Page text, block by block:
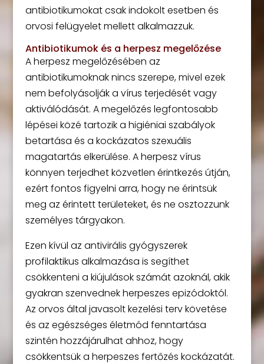
antibiotikumokat csak indokolt esetben és
orvosi felügyelet mellett alkalmazzuk.
Antibiotikumok és a herpesz megelőzése
A herpesz megelőzésében az
antibiotikumoknak nincs szerepe, mivel ezek
nem befolyásolják a vírus terjedését vagy
aktiválódását. A megelőzés legfontosabb
lépései közé tartozik a higiéniai szabályok
betartása és a kockázatos szexuális
magatartás elkerülése. A herpesz vírus
könnyen terjedhet közvetlen érintkezés útján,
ezért fontos figyelni arra, hogy ne érintsük
meg az érintett területeket, és ne osztozzunk
személyes tárgyakon.
Ezen kívül az antivirális gyógyszerek
profilaktikus alkalmazása is segíthet
csökkenteni a kiújulások számát azoknál, akik
gyakran szenvednek herpeszes epizódoktól.
Az orvos által javasolt kezelési terv követése
és az egészséges életmód fenntartása
szintén hozzájárulhat ahhoz, hogy
csökkentsük a herpeszes fertőzés kockázatát.